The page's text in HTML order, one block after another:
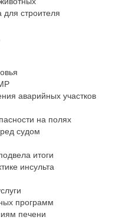
строителя
аварийных участков
на полях
судом
итоги
инсульта
программ
печени